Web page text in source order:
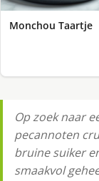
Monchou Taartje
Op zoek naar
pecannoten
bruine suiker
smaakvol